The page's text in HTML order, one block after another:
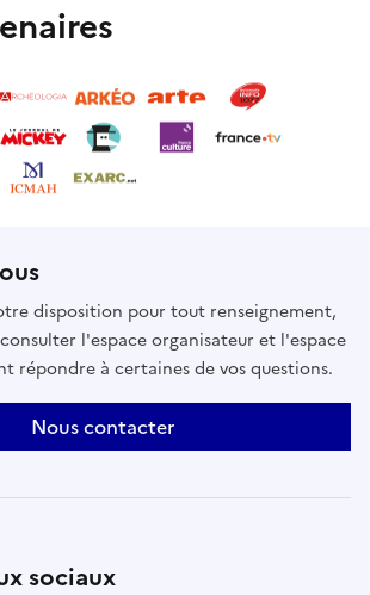
disposition pour tout renseignement,
l'espace organisateur et l'espace
répondre à certaines de vos questions.
Nous contacter
sociaux